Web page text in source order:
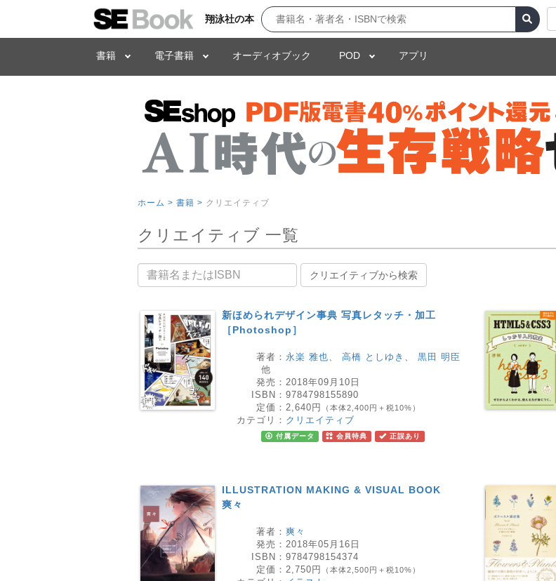
翔泳社の本
書籍 電子書籍 オーディオブック POD アプリ
ホーム > 書籍 > クリエイティブ
クリエイティブ 一覧
書籍名 クリエイティブから検索
新ほめられデザイン事典 写真レタッチ・加工
［Photoshop］
著者： 永楽 雅也、 高橋 としゆき 、 黒田 明臣
他
発売： 2018年09月10日
ISBN： 9784798155890
定価： 2,640円 （本体2,400円＋税10%）
カテゴリ： クリエイティブ
付属データ 会員特典 正誤あり
ILLUSTRATION MAKING & VISUAL BOOK
爽々
著者： 爽々
発売： 2018年05月16日
ISBN： 9784798154374
定価： 2,750円 （本体2,500円＋税10%）